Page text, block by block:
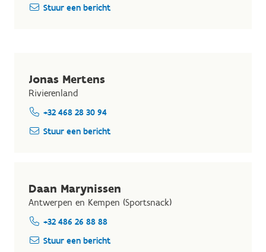
Stuur een bericht
Jonas Mertens
Rivierenland
+32 468 28 30 94
Stuur een bericht
Daan Marynissen
Antwerpen en Kempen (Sportsnack)
+32 486 26 88 88
Stuur een bericht